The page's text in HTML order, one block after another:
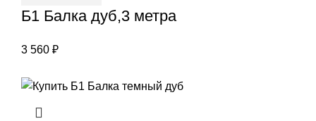
Б1 Балка дуб,3 метра
3 560 ₽